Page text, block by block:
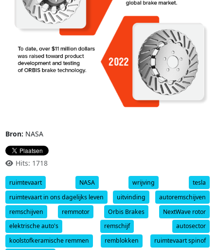
Bron: NASA
Hits: 1718
ruimtevaart NASA wrijving
tesla
ruimtevaart in ons dagelijks leven
uitvinding
autoremschijven
remschijven
remmotor Orbis Brakes
NextWave rotor
elektrische auto's
remschijf
autosector
koolstofkeramische remmen
remblokken
ruimtevaart spinof